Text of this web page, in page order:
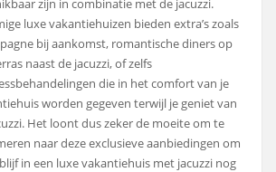
zijn in combinatie met de jacuzzi.
luxe vakantiehuizen bieden extra’s zoals
bij aankomst, romantische diners op
naast de jacuzzi, of zelfs
die in het comfort van je
worden gegeven terwijl je geniet van
Het loont dus zeker de moeite om te
naar deze exclusieve aanbiedingen om
in een luxe vakantiehuis met jacuzzi nog